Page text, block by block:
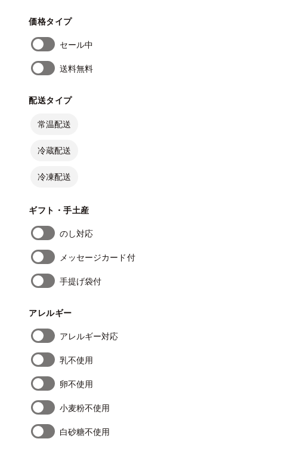
価格タイプ
セール中
送料無料
配送タイプ
常温配送
冷蔵配送
冷凍配送
ギフト・手土産
のし対応
メッセージカード付
手提げ袋付
アレルギー
アレルギー対応
乳不使用
卵不使用
小麦粉不使用
白砂糖不使用